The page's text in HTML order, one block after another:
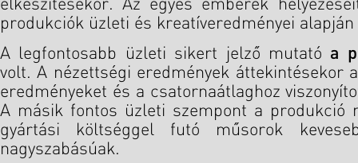
elkészítésekor. Az egyes emberek
produkciók üzleti és kreatíveredményei
A legfontosabb üzleti sikert jelző mutató a
volt. A nézettségi eredmények áttekintésekor
eredményeket és a csatornaátlaghoz
A másik fontos üzleti szempont a produkció
gyártási költséggel futó műsorok
nagyszabásúak.